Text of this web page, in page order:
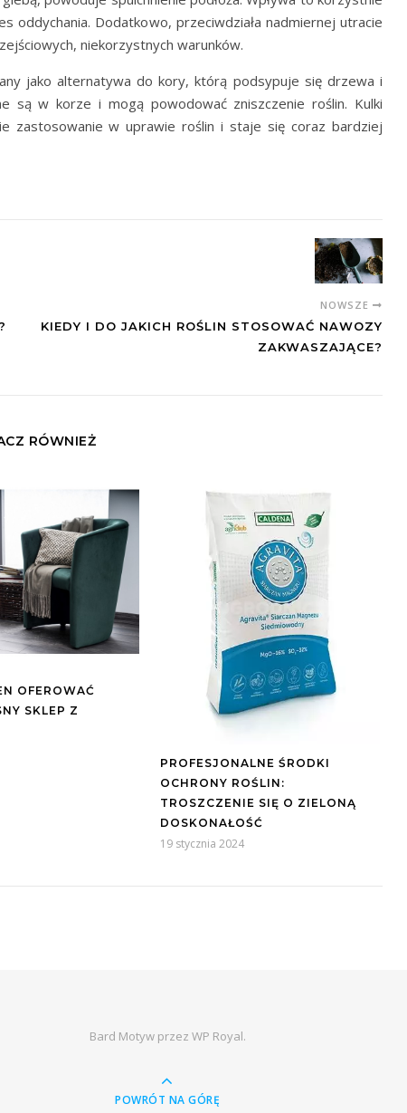
oddychania. Dodatkowo, przeciwdziała nadmiernej utracie
niekorzystnych warunków.
jako alternatywa do kory, którą podsypuje się drzewa i
są w korze i mogą powodować zniszczenie roślin. Kulki
zastosowanie w uprawie roślin i staje się coraz bardziej
NOWSZE
KIEDY I DO JAKICH ROŚLIN STOSOWAĆ NAWOZY
ZAKWASZAJĄCE?
RÓWNIEŻ
OFEROWAĆ
SKLEP Z
PROFESJONALNE ŚRODKI
OCHRONY ROŚLIN:
TROSZCZENIE SIĘ O ZIELONĄ
DOSKONAŁOŚĆ
19 stycznia 2024
Bard Motyw przez WP Royal.
POWRÓT NA GÓRĘ